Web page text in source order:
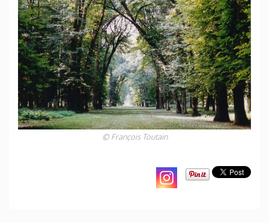
© François Toutain